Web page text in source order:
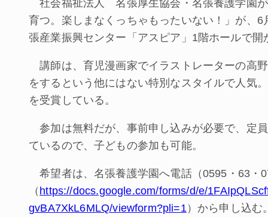
社会福祉法人 名張厚生協会・名張養護学園
育つ。楽しまなくっちゃもったいない！」が、
張産業振興センター「アスピア」1階ホールで開
講師は、育児漫画家でイラストレーターの高
をするという他にはない特別なスタイルで人気
を受賞している。
参加は無料だが、事前申し込みが必要で、定
ているので、子どもの参加も可能。
希望者は、名張養護学園へ電話（0595・63・
（ https://docs.google.com/forms/d/e/
gvBA7XkL6MLQ/viewform?pli=1）から申し込む